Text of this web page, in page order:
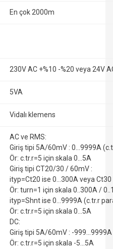
En çok 2000m
230V AC +%10 -%20 veya 24V
5VA
Vidalı klemens
AC ve RMS:
Giriş tipi 5A/60mV : 0...9999A
Ör: c.tr.r=5 için skala 0...5A
Giriş tipi CT20/30 / 60mV :
ityp=Ct20 ise 0...300A veya
Ör: turn=1 için skala 0..300A /
ityp=Shnt ise 0...9999A (c.tr.r
Ör: c.tr.r=5 için skala 0...5A
DC:
Giriş tipi 5A/60mV : -
Ör: c.tr.r=5 için skala -5...5A